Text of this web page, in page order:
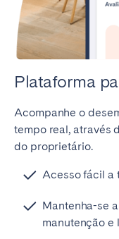
Plataforma
Acompanhe o
tempo real, através
do proprietário.
Acesso fácil a
Mantenha-se
manutenção e